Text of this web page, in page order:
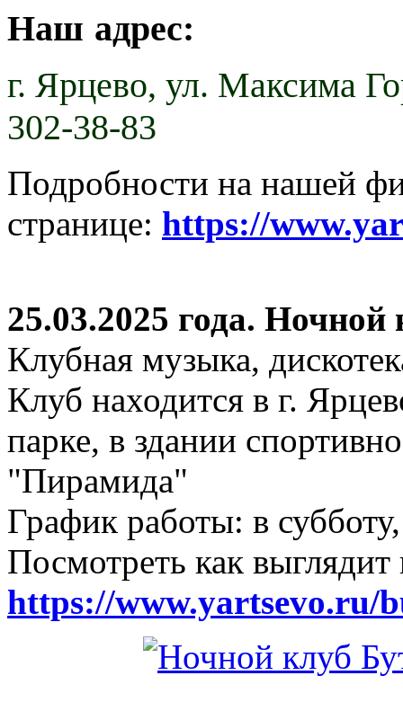
Наш адрес:
г. Ярцево, ул. Максима
302-38-83
Подробности на нашей
странице: https://
25.03.2025 года.
Клубная музыка,
Клуб находится в г.
парке, в здании
"Пирамида"
График работы: в
Посмотреть как
https://www.yartsevo.ru/